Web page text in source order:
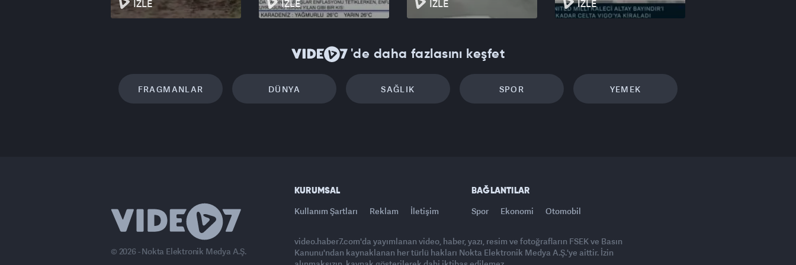
İZLE İZLE İZLE İZLE
'de daha fazlasını keşfet
FRAGMANLAR DÜNYA SAĞLIK SPOR YEMEK
© 2026 - Nokta Elektronik Medya A.Ş.
KURUMSAL
Kullanım Şartları Reklam İletişim
BAĞLANTILAR
Spor Ekonomi Otomobil
video.haber7.com'da yayımlanan video, haber, yazı, resim ve fotoğrafların FSEK ve Basın
Kanunu'ndan kaynaklanan her türlü hakları Nokta Elektronik Medya A.Ş.'ye aittir. İzin